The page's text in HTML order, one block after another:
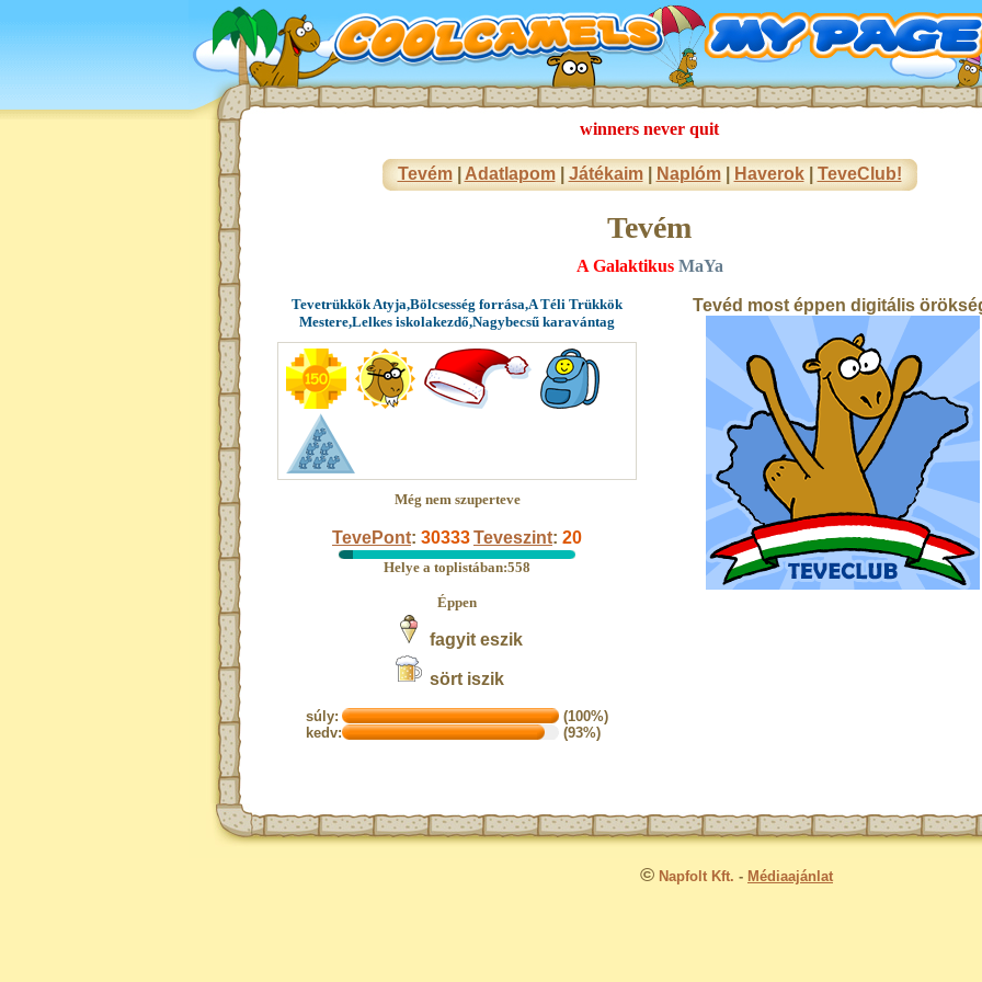
winners never quit
Tevém| Adatlapom| Játékaim| Naplóm| Haverok| TeveClub!
Tevém
A GalaktikusMaYa
Tevetrükkök Atyja,Bölcsesség forrása,A Téli Trükkök
Mestere,Lelkes iskolakezdő,Nagybecsű karavántag
Még nem szuperteve
TevePont: 30333Teveszint: 20
Helye a toplistában:558
Éppen
fagyit eszik
sört iszik
súly:
(100%)
kedv:
(93%)
Tevéd most éppen digitális
© Napfolt Kft. - Médiaajánlat